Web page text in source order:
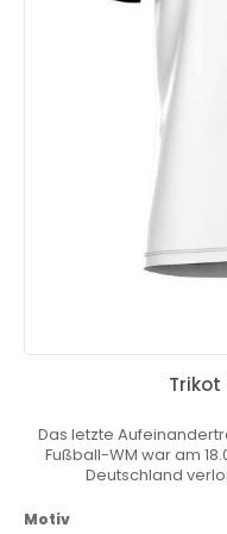
Trikot
Das letzte
Fußball-WM war am
Deutschland
bereits in der Vorrunde verlassen. Du wohnst,
Motiv